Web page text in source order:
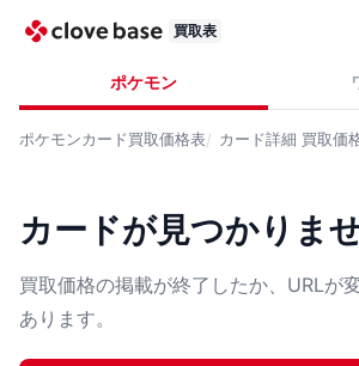
買取表
ポケモン
ポケモンカード買取価格表 カード詳細 買取価
カードが見つかりま
買取価格の掲載が終了したか、URLが
あります。